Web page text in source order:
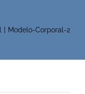
Modelo-Corporal-2